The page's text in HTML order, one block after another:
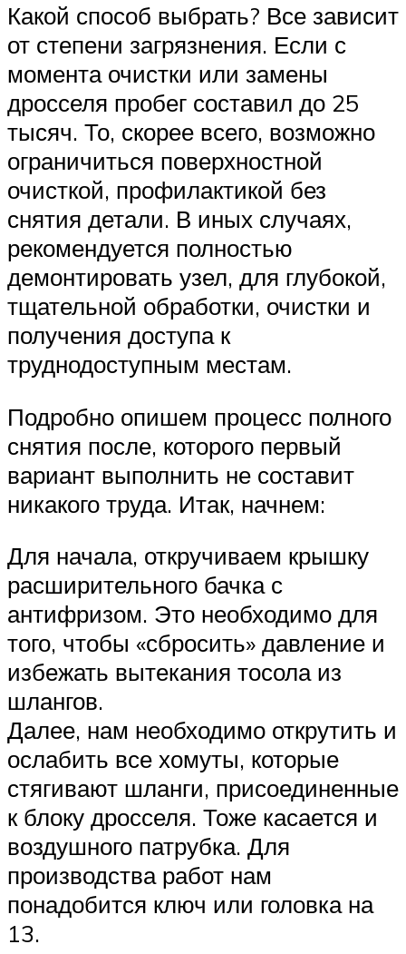
Какой способ выбрать? Все зависит
от степени загрязнения. Если с
момента очистки или замены
дросселя пробег составил до 25
тысяч. То, скорее всего, возможно
ограничиться поверхностной
очисткой, профилактикой без
снятия детали. В иных случаях,
рекомендуется полностью
демонтировать узел, для глубокой,
тщательной обработки, очистки и
получения доступа к
труднодоступным местам.
Подробно опишем процесс полного
снятия после, которого первый
вариант выполнить не составит
никакого труда. Итак, начнем:
Для начала, откручиваем крышку
расширительного бачка с
антифризом. Это необходимо для
того, чтобы «сбросить» давление и
избежать вытекания тосола из
шлангов.
Далее, нам необходимо открутить и
ослабить все хомуты, которые
стягивают шланги, присоединенные
к блоку дросселя. Тоже касается и
воздушного патрубка. Для
производства работ нам
понадобится ключ или головка на
13.